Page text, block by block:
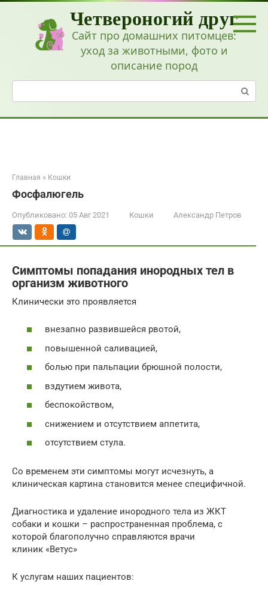
Перейти
Четвероногий друг
Сайт про домашних питомцев:
уход за животными, фото и
описание пород
Поиск:
Главная » Кошки
Фосфалюгель
Опубликовано: 05 Авг 2021 Кошки Александр Петров
Симптомы попадания инородных тел в
организм животного
Клинически это проявляется
внезапно развившейся рвотой,
повышенной саливацией,
болью при пальпации брюшной полости,
вздутием живота,
беспокойством,
снижением и отсутствием аппетита,
отсутствием стула.
Со временем эти симптомы могут исчезнуть, а
клиническая картина становится менее специфичной.
Диагностика и удаление инородного тела из ЖКТ
собаки и кошки – распространенная проблема, с
которой благополучно справляются врачи
клиник «Ветус»
К услугам наших пациентов: